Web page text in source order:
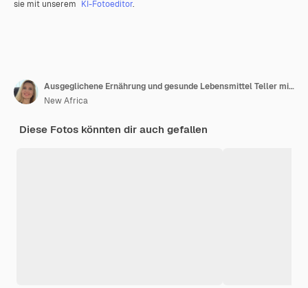
sie mit unserem KI-Fotoeditor.
Ausgeglichene Ernährung und gesunde Lebensmittel Teller mit verschiedenen leckeren Produkten auf einem weißen Fliesen-Tisch
New Africa
Diese Fotos könnten dir auch gefallen